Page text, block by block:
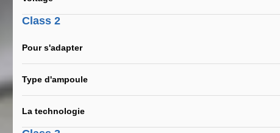
Class 2
Pour s'adapter
Type d'ampoule
La technologie